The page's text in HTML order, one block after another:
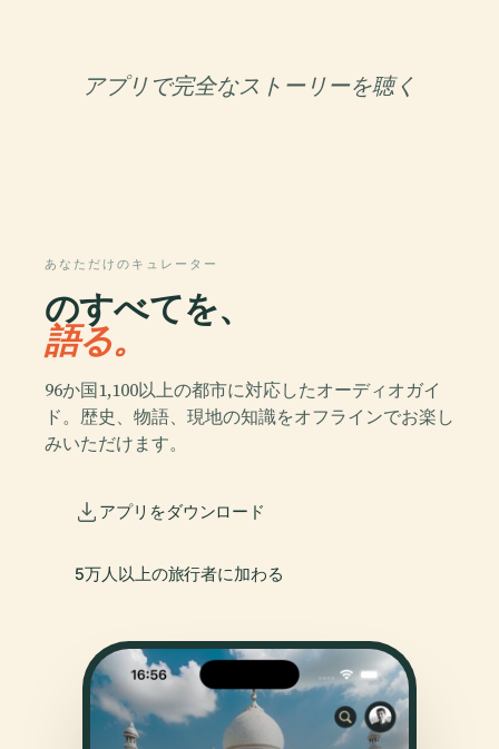
アプリで完全なストーリーを聴く
あなただけのキュレーター
のすべてを、
語る。
96か国1,100以上の都市に対応したオーディオガイ
ド。歴史、物語、現地の知識をオフラインでお楽し
みいただけます。
アプリをダウンロード
5万人以上の旅行者に加わる